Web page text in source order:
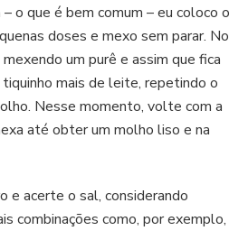
o que é bem comum – eu coloco o
doses e mexo sem parar. No
um purê e assim que fica
mais de leite, repetindo o
Nesse momento, volte com a
até obter um molho liso e na
e acerte o sal, considerando
combinações como, por exemplo,